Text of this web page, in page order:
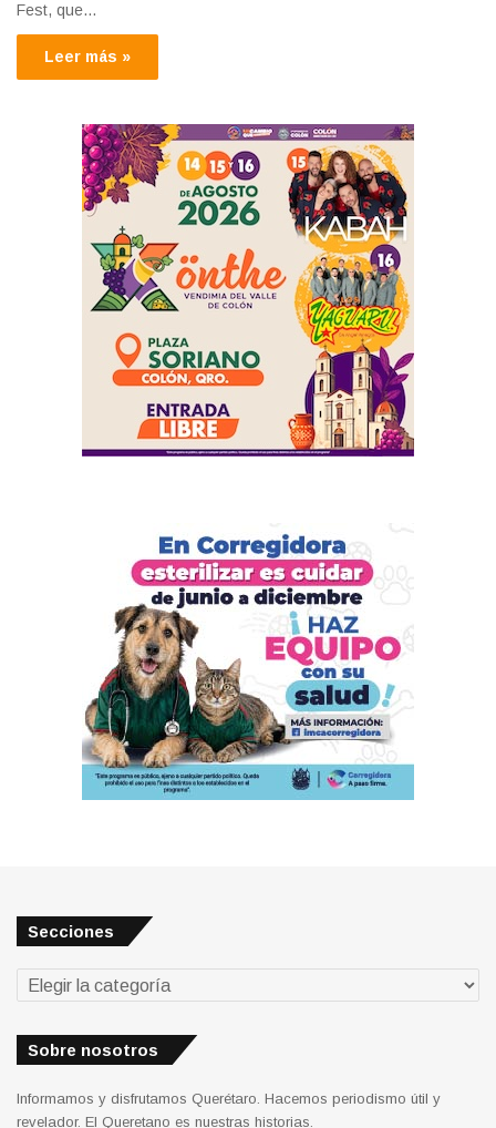
Fest, que…
Leer más »
Secciones
Secciones
Sobre nosotros
Informamos y disfrutamos Querétaro. Hacemos periodismo útil y
revelador. El Queretano es nuestras historias.